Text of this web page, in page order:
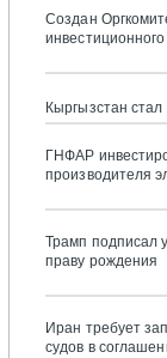
Создан
Кыргызстан
ГНФАР
производителя
Трамп подписал
праву рождения
Иран требует
судов в